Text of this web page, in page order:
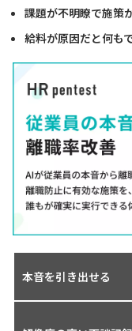
課題が不明瞭で施策
給料が原因だと何も
本音を引き出せる